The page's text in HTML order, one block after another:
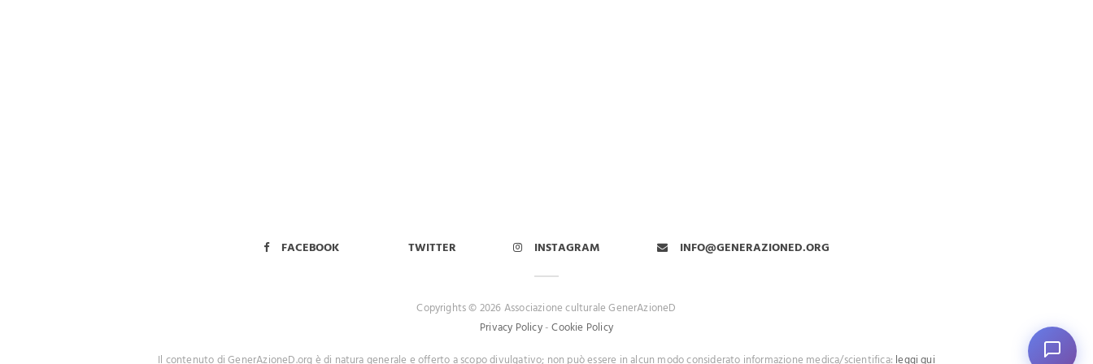
FACEBOOK TWITTER INSTAGRAM INFO@GENERAZIONED.ORG
Copyrights © 2026 Associazione culturale GenerAzioneD
Privacy Policy-Cookie Policy
Il contenuto di GenerAzioneD.org è di natura generale e offerto a scopo divulgativo; non può essere in alcun modo considerato informazione medica/scientifica: leggi qui